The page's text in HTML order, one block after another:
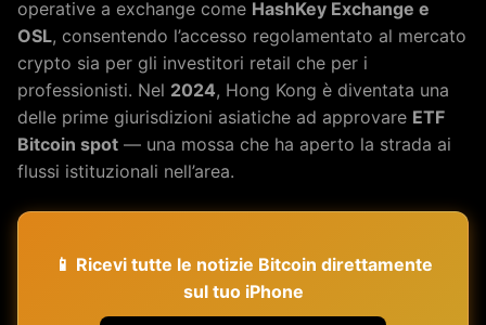
operative a exchange come HashKey Exchange e
OSL, consentendo l’accesso regolamentato al mercato
crypto sia per gli investitori retail che per i
professionisti. Nel 2024, Hong Kong è diventata una
delle prime giurisdizioni asiatiche ad approvare ETF
Bitcoin spot — una mossa che ha aperto la strada ai
flussi istituzionali nell’area.
📱 Ricevi tutte le notizie Bitcoin direttamente
sul tuo iPhone